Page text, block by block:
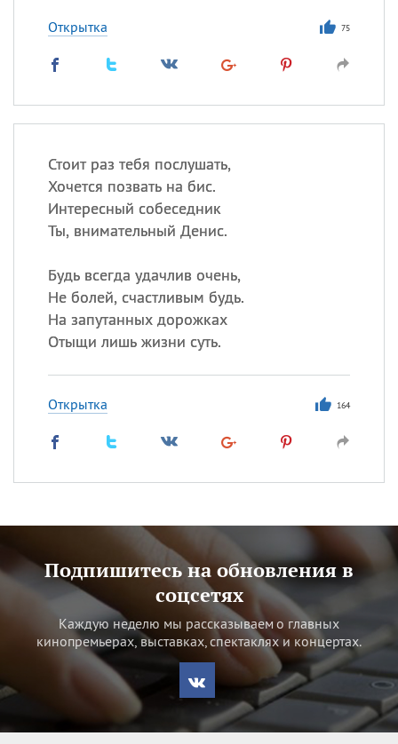
Открытка 75
Стоит раз тебя послушать,
Хочется позвать на бис.
Интересный собеседник
Ты, внимательный Денис.
Будь всегда удачлив очень,
Не болей, счастливым будь.
На запутанных дорожках
Отыщи лишь жизни суть.
Открытка 164
Подпишитесь на обновления в
соцсетях
Каждую неделю мы рассказываем о главных
кинопремьерах, выставках, спектаклях и концертах.